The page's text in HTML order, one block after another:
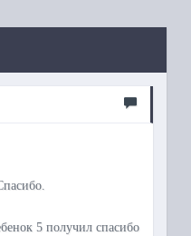
5 получил спасибо